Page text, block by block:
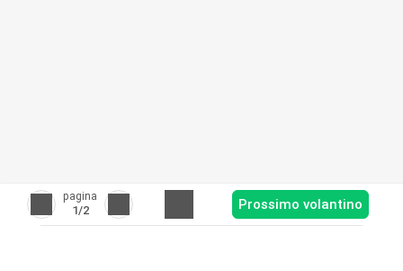
pagina
1/2 Prossimo volantino